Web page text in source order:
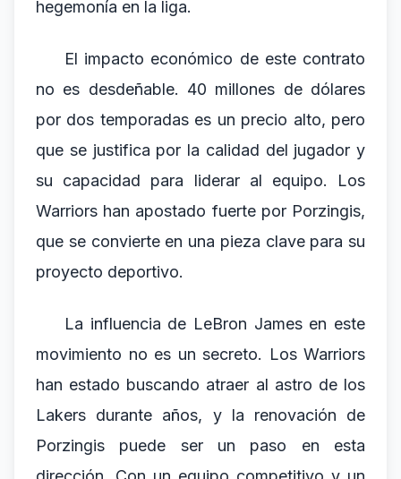
hegemonía en la liga.
El impacto económico de este contrato
no es desdeñable. 40 millones de dólares
por dos temporadas es un precio alto, pero
que se justifica por la calidad del jugador y
su capacidad para liderar al equipo. Los
Warriors han apostado fuerte por Porzingis,
que se convierte en una pieza clave para su
proyecto deportivo.
La influencia de LeBron James en este
movimiento no es un secreto. Los Warriors
han estado buscando atraer al astro de los
Lakers durante años, y la renovación de
Porzingis puede ser un paso en esta